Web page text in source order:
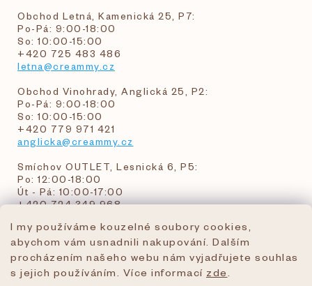
I my používáme kouzelné soubory cookies,
abychom vám usnadnili nakupování. Dalším
procházením našeho webu nám vyjadřujete souhlas
s jejich používáním. Více informací zde
Obchod Letná, Kamenická 25, P7:
Po-Pá: 9:00-18:00
So: 10:00-15:00
+420 725 483 486
letna@creammy.cz
Obchod Vinohrady, Anglická 25, P2:
Po-Pá: 9:00-18:00
So: 10:00-15:00
+420 779 971 421
anglicka@creammy.cz
Smíchov OUTLET, Lesnická 6, P5:
Po: 12:00-18:00
Út - Pá: 10:00-17:00
+420 724 349 968
objednavky@creammy.cz
tel:+420 724 349 968